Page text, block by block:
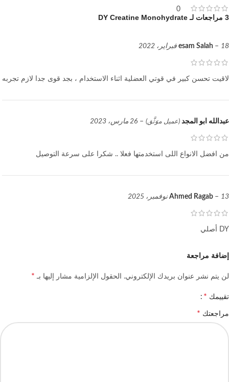
0
3 مراجعات لـ DY Creatine Monohydrate
esam Salah – 18 فبراير، 2022
لاقيت تحسن كبير في قوتي العضلية اثناء الاستخدام ، بجد قوى جدا لازم تجربه
عبدالله ابو المجد (عميل موَثَّق) – 26 مارس، 2023
من افضل الانواع اللى استخدمتها فعلا .. شكرا على سرعة التوصيل
Ahmed Ragab – 13 نوفمبر، 2025
DY أصلي
إضافة مراجعة
لن يتم نشر عنوان بريدك الإلكتروني. الحقول الإلزامية مشار إليها بـ *
تقييمك *
مراجعتك *